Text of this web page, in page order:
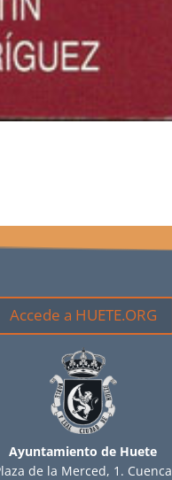
Accede a HUETE.ORG
Ayuntamiento de Huete
de la Merced, 1. Cuenca